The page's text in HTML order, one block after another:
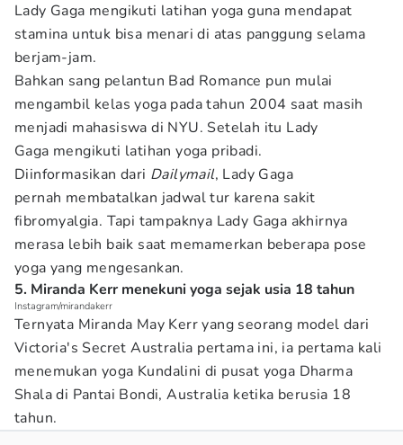
Lady Gaga mengikuti latihan yoga guna mendapat
stamina untuk bisa menari di atas panggung selama
berjam-jam.
Bahkan sang pelantun Bad Romance pun mulai
mengambil kelas yoga pada tahun 2004 saat masih
menjadi mahasiswa di NYU. Setelah itu Lady
Gaga mengikuti latihan yoga pribadi.
Diinformasikan dari Dailymail, Lady Gaga
pernah membatalkan jadwal tur karena sakit
fibromyalgia. Tapi tampaknya Lady Gaga akhirnya
merasa lebih baik saat memamerkan beberapa pose
yoga yang mengesankan.
5. Miranda Kerr menekuni yoga sejak usia 18 tahun
Instagram/mirandakerr
Ternyata Miranda May Kerr yang seorang model dari
Victoria's Secret Australia pertama ini, ia pertama kali
menemukan yoga Kundalini di pusat yoga Dharma
Shala di Pantai Bondi, Australia ketika berusia 18
tahun.